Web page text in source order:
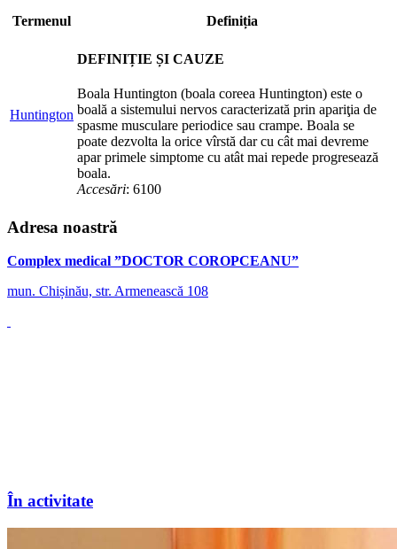
Termenul Definiția
Huntington
DEFINIȚIE ȘI CAUZE
Boala Huntington (boala coreea Huntington) este o
boală a sistemului nervos caracterizată prin apariţia de
spasme musculare periodice sau crampe. Boala se
poate dezvolta la orice vîrstă dar cu cât mai devreme
apar primele simptome cu atât mai repede progresează
boala.
Accesări: 6100
Adresa noastră
Complex medical ”DOCTOR COROPCEANU”
mun. Chișinău, str. Armenească 108
În activitate